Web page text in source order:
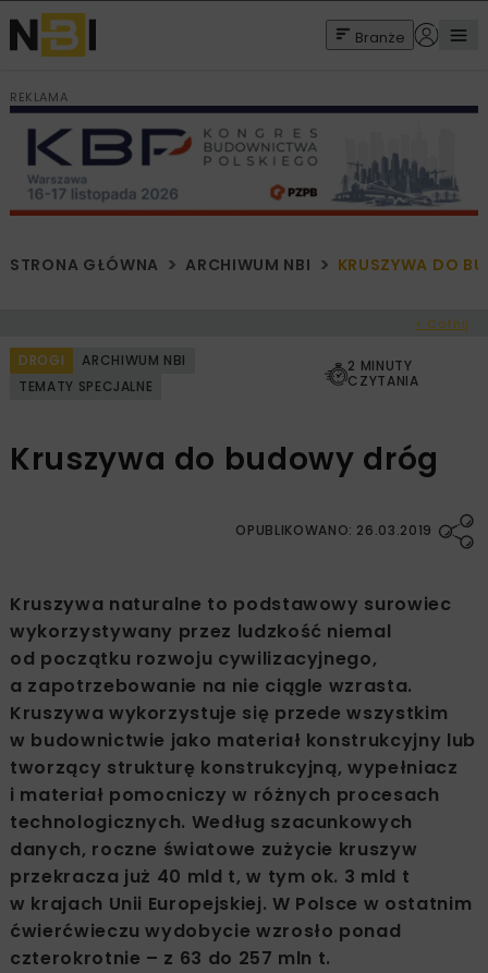
Branże
REKLAMA
STRONA GŁÓWNA ARCHIWUM NBI KRUSZYWA DO
< Cofnij
DROGI
ARCHIWUM NBI
TEMATY SPECJALNE
2 MINUTY
CZYTANIA
Kruszywa do budowy dróg
OPUBLIKOWANO: 26.03.2019
Kruszywa naturalne to podstawowy surowiec
wykorzystywany przez ludzkość niemal
od początku rozwoju cywilizacyjnego,
a zapotrzebowanie na nie ciągle wzrasta.
Kruszywa wykorzystuje się przede wszystkim
w budownictwie jako materiał konstrukcyjny lub
tworzący strukturę konstrukcyjną, wypełniacz
i materiał pomocniczy w różnych procesach
technologicznych. Według szacunkowych
danych, roczne światowe zużycie kruszyw
przekracza już 40 mld t, w tym ok. 3 mld t
w krajach Unii Europejskiej. W Polsce w ostatnim
ćwierćwieczu wydobycie wzrosło ponad
czterokrotnie – z 63 do 257 mln t.